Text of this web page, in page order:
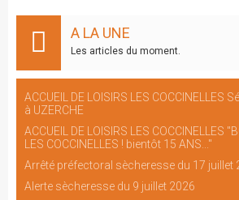
A LA UNE
Les articles du moment.
ACCUEIL DE LOISIRS LES COCCINELLES
à UZERCHE
ACCUEIL DE LOISIRS LES COCCINELLES
LES COCCINELLES ! bientôt 15 ANS..."
Arrêté préfectoral sècheresse du 17 juillet
Alerte sècheresse du 9 juillet 2026